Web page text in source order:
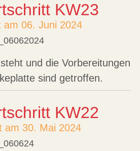
KW23
am 06. Juni 2024
und die Vorbereitungen
sind getroffen.
KW22
am 30. Mai 2024